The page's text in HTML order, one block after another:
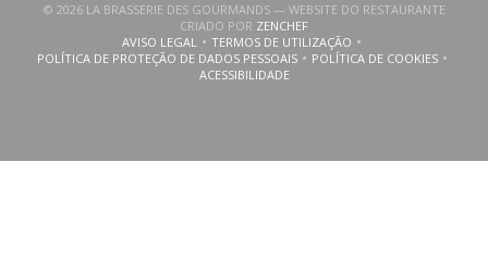
© 2026 LA BRASSERIE DES GOURMANDS — WEBSITE DO RESTAURANTE
CRIADO POR ZENCHEF((ABRE NUMA NOVA JANELA))
AVISO LEGAL((ABRE NUMA NOVA JANELA))
TERMOS DE UTILIZAÇÃO((ABRE NUMA NOVA JANELA))
POLÍTICA DE PROTEÇÃO DE DADOS PESSOAIS
((ABRE NUMA NOVA JANELA))POLÍTICA DE COOKIES
((ABRE NUMA
ACESSIBILIDADE((ABRE NUMA NOVA JANELA))